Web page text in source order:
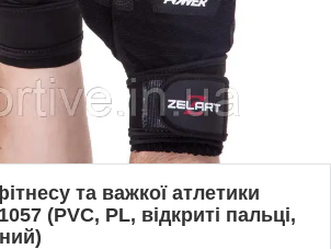
та важкої атлетики
(PVC, PL, відкриті пальці,